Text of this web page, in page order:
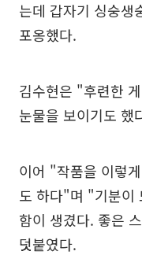
는데 갑자기 싱숭생
포옹했다.
김수현은 "후련한
눈물을 보이기도 했
이어 "작품을 이렇
도 하다"며 "기분이
함이 생겼다. 좋은
덧붙였다.